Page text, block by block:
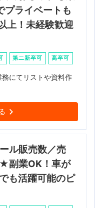
プライベートも
上！未経験歓迎
第二新卒可 高卒可
にてリストや資料作
ル販売数／売
★副業OK！車が
も活躍可能のピ